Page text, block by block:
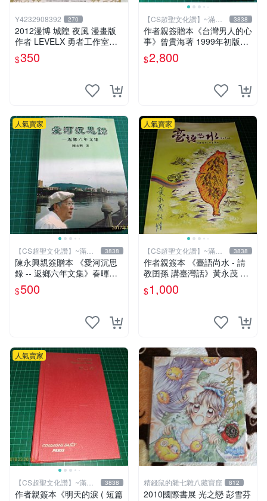
Y4232908392 270
2012漫博 城隍 夜風 漫畫版
作者 LEVELX 勇者工作室羊
仔 簽名板
$350
【CS超聖文化讚】~滿千
元送運
3838
作者親簽贈本《台灣男人的心
事》曾貴海著 1999年初版一
刷 春暉出版 【CS超聖文化
讚】
$2,800
人氣賣家
【CS超聖文化讚】~滿千
元送運
3838
陳永興親簽贈本 《愛河沉思
錄 -- 返鄉六年文集》春暉｜
陳永興 2005年初版一刷 有微
書斑 【CS超聖文化讚】
$500
人氣賣家
【CS超聖文化讚】~滿千
元送運
3838
作者親簽本 《臺語尚水 - 請
教囝孫 講臺灣話》黃永茂 著
2014年二刷 9成新 【CS超聖
文化讚】
$1,000
人氣賣家
【CS超聖文化讚】~滿千
元送運
3838
作者親簽本《明天的淚 ( 短篇
精錢鼠的雜七雜八藏寶窟 812
2010國際書展 光之戀 彭雪芬